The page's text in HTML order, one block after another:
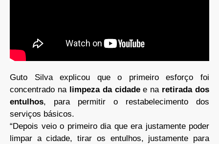
Guto Silva explicou que o primeiro esforço foi
concentrado na limpeza da cidadee na retirada dos
entulhos, para permitir o restabelecimento dos
serviços básicos.
“Depois veio o primeiro dia que era justamente poder
limpar a cidade, tirar os entulhos, justamente para